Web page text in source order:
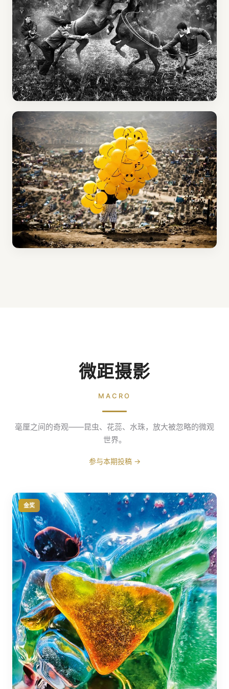
微距摄影
MACRO
毫厘之间的奇观——昆虫、花蕊、水珠，放大被忽略的微观
世界。
参与本期投稿 →
金奖